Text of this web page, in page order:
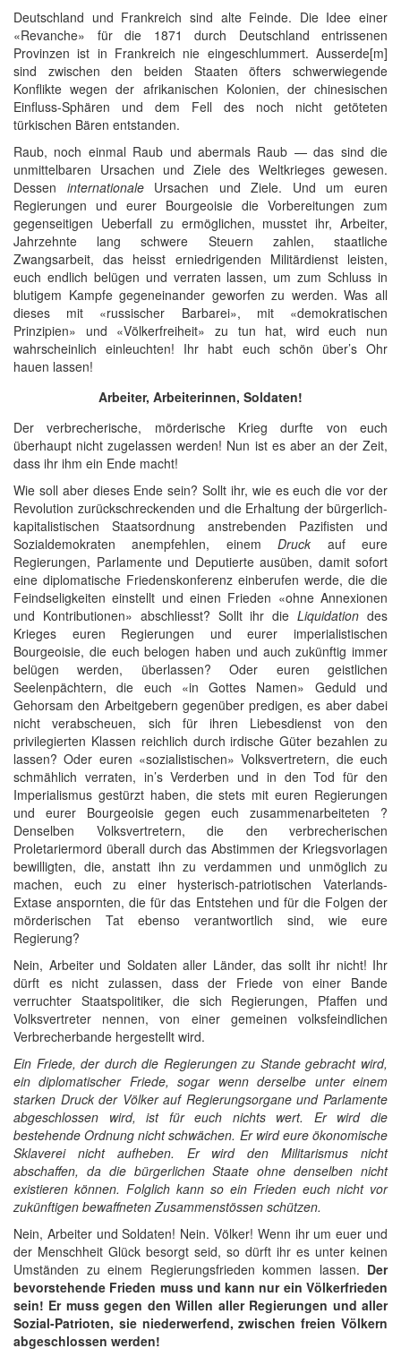
Deutschland und Frankreich sind alte Feinde. Die Idee einer
«Revanche» für die 1871 durch Deutschland entrissenen
Provinzen ist in Frankreich nie eingeschlummert. Ausserde[m]
sind zwischen den beiden Staaten öfters schwerwiegende
Konflikte wegen der afrikanischen Kolonien, der chinesischen
Einfluss-Sphären und dem Fell des noch nicht getöteten
türkischen Bären entstanden.
Raub, noch einmal Raub und abermals Raub — das sind die
unmittelbaren Ursachen und Ziele des Weltkrieges gewesen.
Dessen internationaleUrsachen und Ziele. Und um euren
Regierungen und eurer Bourgeoisie die Vorbereitungen zum
gegenseitigen Ueberfall zu ermöglichen, musstet ihr, Arbeiter,
Jahrzehnte lang schwere Steuern zahlen, staatliche
Zwangsarbeit, das heisst erniedrigenden Militärdienst leisten,
euch endlich belügen und verraten lassen, um zum Schluss in
blutigem Kampfe gegeneinander geworfen zu werden. Was all
dieses mit «russischer Barbarei», mit «demokratischen
Prinzipien» und «Völkerfreiheit» zu tun hat, wird euch nun
wahrscheinlich einleuchten! Ihr habt euch schön über’s Ohr
hauen lassen!
Arbeiter, Arbeiterinnen, Soldaten!
Der verbrecherische, mörderische Krieg durfte von euch
überhaupt nicht zugelassen werden! Nun ist es aber an der Zeit,
dass ihr ihm ein Ende macht!
Wie soll aber dieses Ende sein? Sollt ihr, wie es euch die vor der
Revolution zurückschreckenden und die Erhaltung der bürgerlich-
kapitalistischen Staatsordnung anstrebenden Pazifisten und
Sozialdemokraten anempfehlen, einemDruck auf eure
Regierungen, Parlamente und Deputierte ausüben, damit sofort
eine diplomatische Friedenskonferenz einberufen werde, die die
Feindseligkeiten einstellt und einen Frieden «ohne Annexionen
und Kontributionen» abschliesst? Sollt ihr dieLiquidation des
Krieges euren Regierungen und eurer imperialistischen
Bourgeoisie, die euch belogen haben und auch zukünftig immer
belügen werden, überlassen? Oder euren geistlichen
Seelenpächtern, die euch «in Gottes Namen» Geduld und
Gehorsam den Arbeitgebern gegenüber predigen, es aber dabei
nicht verabscheuen, sich für ihren Liebesdienst von den
privilegierten Klassen reichlich durch irdische Güter bezahlen zu
lassen? Oder euren «sozialistischen» Volksvertretern, die euch
schmählich verraten, in’s Verderben und in den Tod für den
Imperialismus gestürzt haben, die stets mit euren Regierungen
und eurer Bourgeoisie gegen euch zusammenarbeiteten ?
Denselben Volksvertretern, die den verbrecherischen
Proletariermord überall durch das Abstimmen der Kriegsvorlagen
bewilligten, die, anstatt ihn zu verdammen und unmöglich zu
machen, euch zu einer hysterisch-patriotischen Vaterlands-
Extase anspornten, die für das Entstehen und für die Folgen der
mörderischen Tat ebenso verantwortlich sind, wie eure
Regierung?
Nein, Arbeiter und Soldaten aller Länder, das sollt ihr nicht! Ihr
dürft es nicht zulassen, dass der Friede von einer Bande
verruchter Staatspolitiker, die sich Regierungen, Pfaffen und
Volksvertreter nennen, von einer gemeinen volksfeindlichen
Verbrecherbande hergestellt wird.
Ein Friede, der durch die Regierungen zu Stande gebracht wird,
ein diplomatischer Friede, sogar wenn derselbe unter einem
starken Druck der Völker auf Regierungsorgane und Parlamente
abgeschlossen wird, ist für euch nichts wert. Er wird die
bestehende Ordnung nicht schwächen. Er wird eure ökonomische
Sklaverei nicht aufheben. Er wird den Militarismus nicht
abschaffen, da die bürgerlichen Staate ohne denselben nicht
existieren können. Folglich kann so ein Frieden euch nicht vor
zukünftigen bewaffneten Zusammenstössen schützen.
Nein, Arbeiter und Soldaten! Nein. Völker! Wenn ihr um euer und
der Menschheit Glück besorgt seid, so dürft ihr es unter keinen
Umständen zu einem Regierungsfrieden kommen lassen. Der
bevorstehende Frieden muss und kann nur ein Völkerfrieden
sein! Er muss gegen den Willen aller Regierungen und aller
Sozial-Patrioten, sie niederwerfend, zwischen freien Völkern
abgeschlossen werden!